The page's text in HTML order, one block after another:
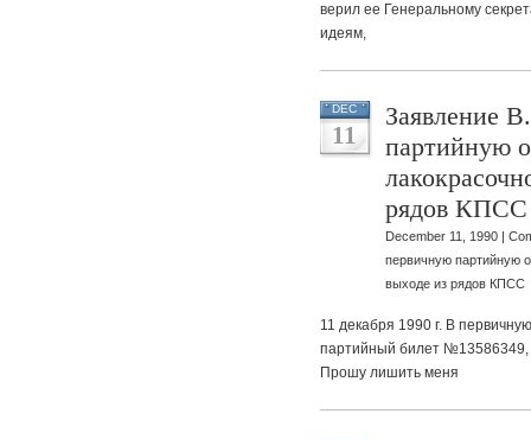
верил ее Генеральному
идеям,
DEC
11
Заявление
партийную
рядов КПСС
December 11, 1990 |
первичную партийную
выходе из рядов КПСС
11 декабря 1990 г. В
партийный билет
Прошу лишить меня